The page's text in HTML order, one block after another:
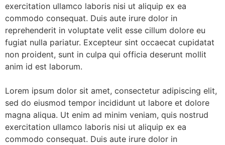
exercitation ullamco laboris nisi ut aliquip ex ea
commodo consequat. Duis aute irure dolor in
reprehenderit in voluptate velit esse cillum dolore eu
fugiat nulla pariatur. Excepteur sint occaecat cupidatat
non proident, sunt in culpa qui officia deserunt mollit
anim id est laborum.
Lorem ipsum dolor sit amet, consectetur adipiscing elit,
sed do eiusmod tempor incididunt ut labore et dolore
magna aliqua. Ut enim ad minim veniam, quis nostrud
exercitation ullamco laboris nisi ut aliquip ex ea
commodo consequat. Duis aute irure dolor in